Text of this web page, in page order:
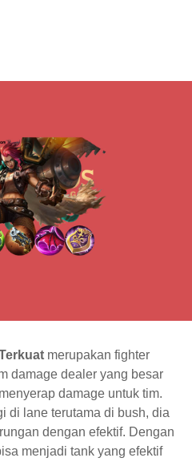
merupakan fighter
damage dealer yang besar
damage untuk tim.
di lane terutama di bush, dia
dengan efektif. Dengan
menjadi tank yang efektif